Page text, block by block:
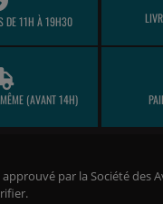
DE 11H À 19H30
(AVANT 14H)
par la Société des
.